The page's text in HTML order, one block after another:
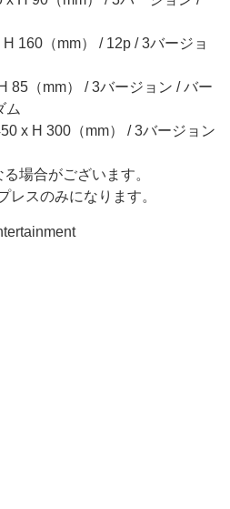
160（mm） / 12p / 3バージョ
85（mm） / 3バージョン / バー
ム
x H 300（mm） / 3バージョン
場合がございます。
レスのみになります。